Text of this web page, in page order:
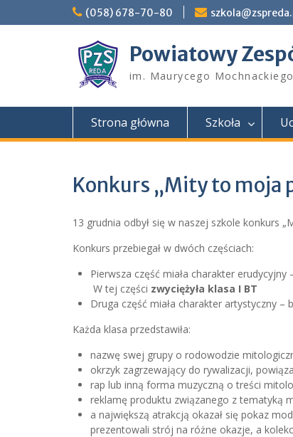
to
(058) 678-70-80
Powiatowy
im. Maurycego Mochnackiego
Strona główna Szkoła
Konkurs „Mity to moja
13 grudnia odbył się w naszej szkole konkurs
Konkurs przebiegał w dwóch częściach:
Pierwsza część miała charakter
W tej części zwyciężyła klasa I BT
Druga część miała charakter artystyczny –
Każda klasa przedstawiła:
nazwę swej grupy o rodowodzie
okrzyk zagrzewający do rywalizacji,
rap lub inną forma muzyczną o treści
reklamę produktu związanego z tematyką
a największą atrakcją okazał się pokaz
prezentowali strój na różne okazje, a